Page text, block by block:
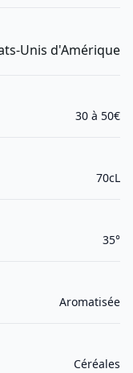
Unis d'Amérique
30 à 50€
70cL
35°
Aromatisée
Céréales